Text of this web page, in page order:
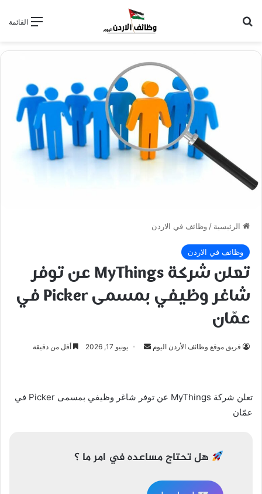
القائمة
الرئيسية / وظائف في الاردن
وظائف في الاردن
تعلن شركة MyThings عن توفر
شاغر وظيفي بمسمى Picker في
عمّان
فريق موقع وظائف الأردن اليوم
أرسل يونيو 17, 2026 أقل من دقيقة
تعلن شركة MyThings عن توفر شاغر وظيفي بمسمى Picker في
عمّان
هل تحتاج مساعده في امر ما ؟